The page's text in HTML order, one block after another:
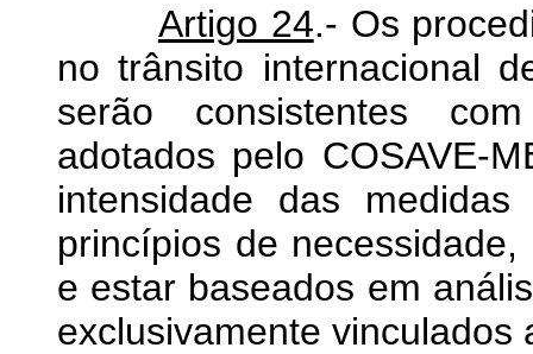
Artigo 24.- Os
no trânsito internacional
serão consistentes
adotados pelo COSAVE-
intensidade das
princípios de
e estar baseados em
exclusivamente vinculados